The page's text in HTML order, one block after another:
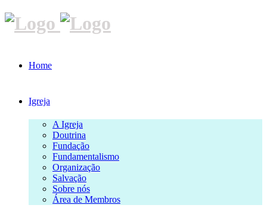
Home
Igreja
A Igreja
Doutrina
Fundação
Fundamentalismo
Organização
Salvação
Sobre nós
Área de Membros